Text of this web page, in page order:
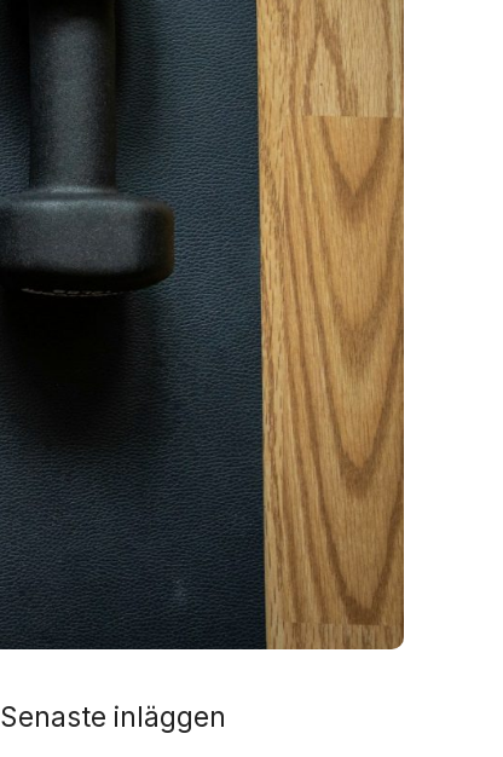
Senaste inläggen